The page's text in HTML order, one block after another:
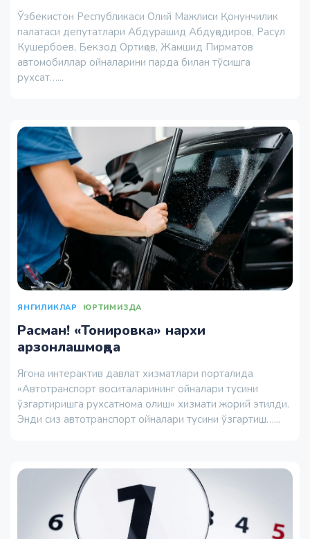
Ўзбекистон Республикаси Олий Мажлиси Қонунчилик
палатаси депутатлари Абдурашид Абдуқодиров, Расул
Кушербоев, Бекзод Ортиқов, Жамшид Пирматов
автомобиллар ойналарини парда билан тўсишга
рухсат…...
ЯНГИЛИКЛАР ЮРТИМИЗДА
Расман! «Тонировка» нархи
арзонлашмоқда
Ягона интерактив давлат хизматлари порталида
«Автотранспорт воситаларининг ойналари тусини
ўзгартиришга рухсатнома олиш» хизмати жорий этилди.
Энди сиз автотранспорт ойналари тусини ўзгартиш…...